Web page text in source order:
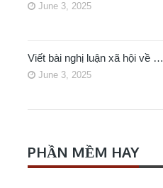
June 3, 2025
Viết bài nghị luận xã hội về …
June 3, 2025
PHẦN MỀM HAY